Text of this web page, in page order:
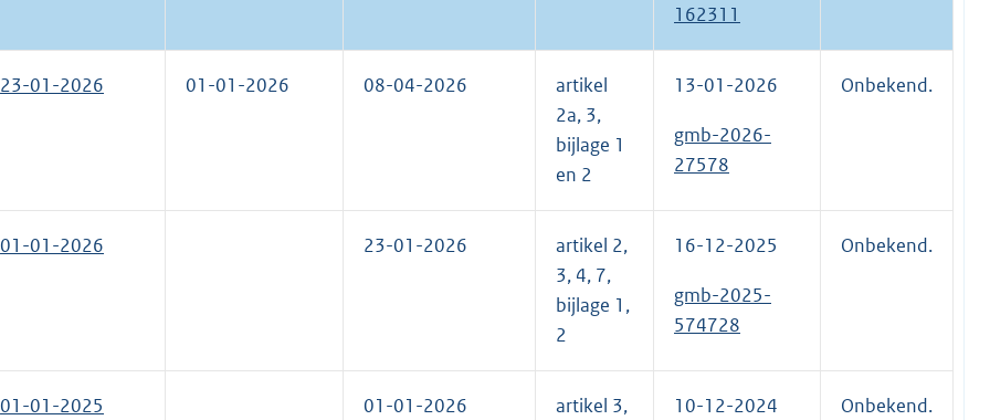
162311
23-01-2026 01-01-2026 08-04-2026
artikel
2a, 3,
bijlage 1
en 2
13-01-2026
gmb-2026-
27578
Onbekend.
01-01-2026 23-01-2026
artikel 2,
3, 4, 7,
bijlage 1,
2
16-12-2025
gmb-2025-
574728
Onbekend.
01-01-2025 01-01-2026
artikel 3,
10-12-2024 Onbekend.